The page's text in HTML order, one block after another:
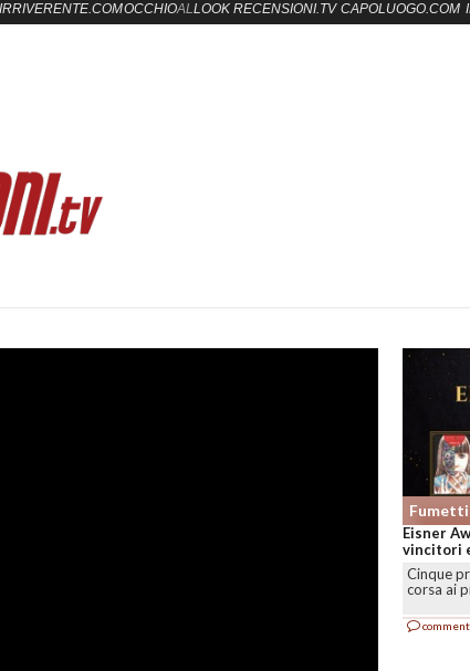
Fumetti
Eisner
vincitori
Cinque
corsa ai
IRRIVERENTE.COMOCCHIOALLOOK RECENSIONI.TV CAPOLUOGO.COM